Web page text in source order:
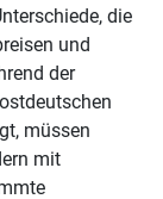
die
und
der
müssen
mit